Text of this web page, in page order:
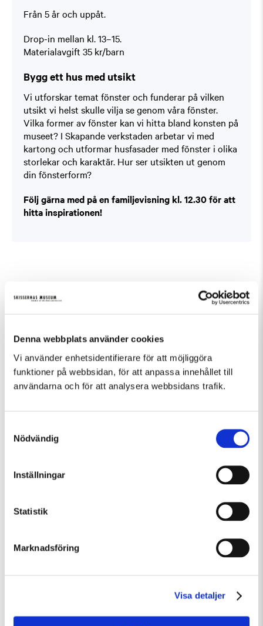
Denna webbplats använder cookies
Vi använder enhetsidentifierare för att möjliggöra
funktioner på webbsidan, för att anpassa innehållet till
användarna och för att analysera webbsidans trafik.
Nödvändig
Inställningar
Statistik
Marknadsföring
Visa detaljer
Från 5 år och uppåt.
Drop-in mellan kl. 13–15.
Materialavgift 35 kr/barn
Bygg ett hus med utsikt
Vi utforskar temat fönster och funderar på vilken
utsikt vi helst skulle vilja se genom våra fönster.
Vilka former av fönster kan vi hitta bland konsten på
museet? I Skapande verkstaden arbetar vi med
kartong och utformar husfasader med fönster i olika
storlekar och karaktär. Hur ser utsikten ut genom
din fönsterform?
Följ gärna med på en familjevisning kl. 12.30 för att
hitta inspirationen!
Fler evenemang som passar Barn och familj,
Workshop
Konstkollo 11/8–14/8: Skulptur – kända och okända djur